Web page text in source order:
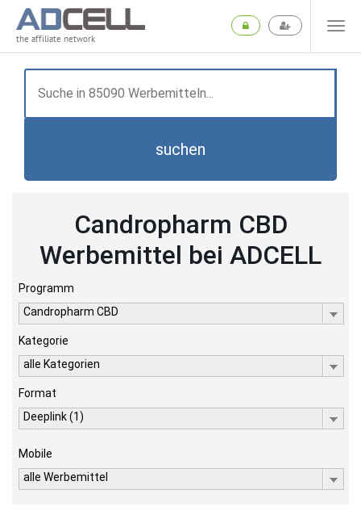
the affiliate network
suchen
Candropharm CBD
Werbemittel bei ADCELL
Programm
Candropharm CBD
Kategorie
alle Kategorien
Format
Deeplink (1)
Mobile
alle Werbemittel